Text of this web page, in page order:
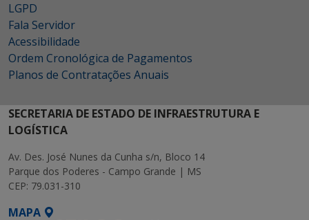
LGPD
Fala Servidor
Acessibilidade
Ordem Cronológica de Pagamentos
Planos de Contratações Anuais
SECRETARIA DE ESTADO DE INFRAESTRUTURA E
LOGÍSTICA
Av. Des. José Nunes da Cunha s/n, Bloco 14
Parque dos Poderes - Campo Grande | MS
CEP: 79.031-310
MAPA